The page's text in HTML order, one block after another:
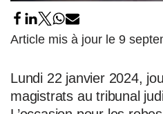
Article mis à jour le 9
Lundi 22 janvier 2024,
magistrats au tribunal